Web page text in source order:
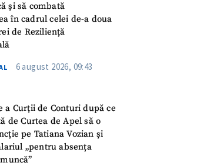
și să combată
în cadrul celei de-a doua
de Reziliență
6 august 2026, 09:43
a Curții de Conturi după ce
de Curtea de Apel să o
pe Tatiana Vozian și
„pentru absența